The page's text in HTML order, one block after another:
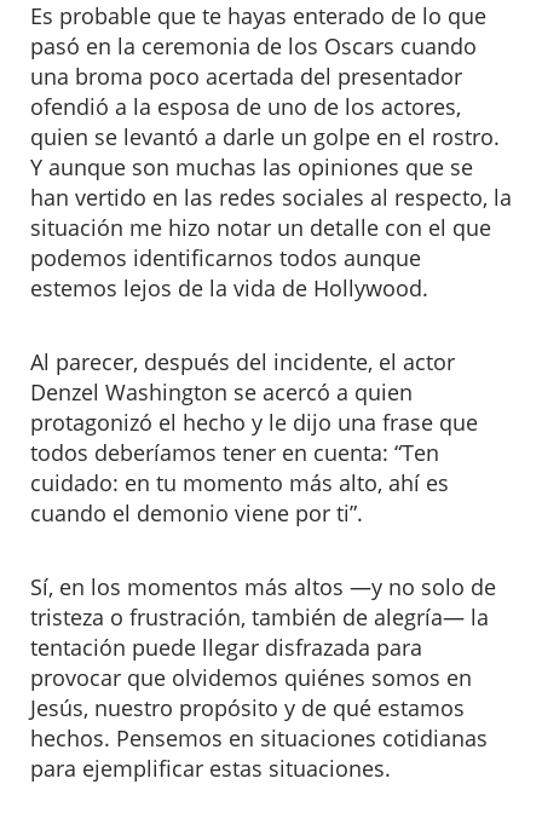
Es probable que te hayas enterado de lo que
pasó en la ceremonia de los Oscars cuando
una broma poco acertada del presentador
ofendió a la esposa de uno de los actores,
quien se levantó a darle un golpe en el rostro.
Y aunque son muchas las opiniones que se
han vertido en las redes sociales al respecto, la
situación me hizo notar un detalle con el que
podemos identificarnos todos aunque
estemos lejos de la vida de Hollywood.
Al parecer, después del incidente, el actor
Denzel Washington se acercó a quien
protagonizó el hecho y le dijo una frase que
todos deberíamos tener en cuenta: “Ten
cuidado: en tu momento más alto, ahí es
cuando el demonio viene por ti”.
Sí, en los momentos más altos —y no solo de
tristeza o frustración, también de alegría— la
tentación puede llegar disfrazada para
provocar que olvidemos quiénes somos en
Jesús, nuestro propósito y de qué estamos
hechos. Pensemos en situaciones cotidianas
para ejemplificar estas situaciones.